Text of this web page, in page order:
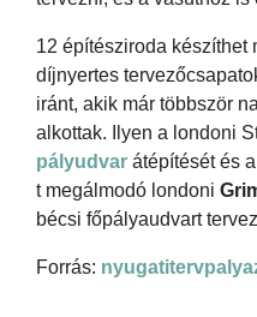
12 építésziroda készíthet
díjnyertes
iránt, akik már többször
alkottak. Ilyen a londoni
pályudvar átépítését és a
t megálmodó londoni
bécsi főpályaudvart
Forrás: